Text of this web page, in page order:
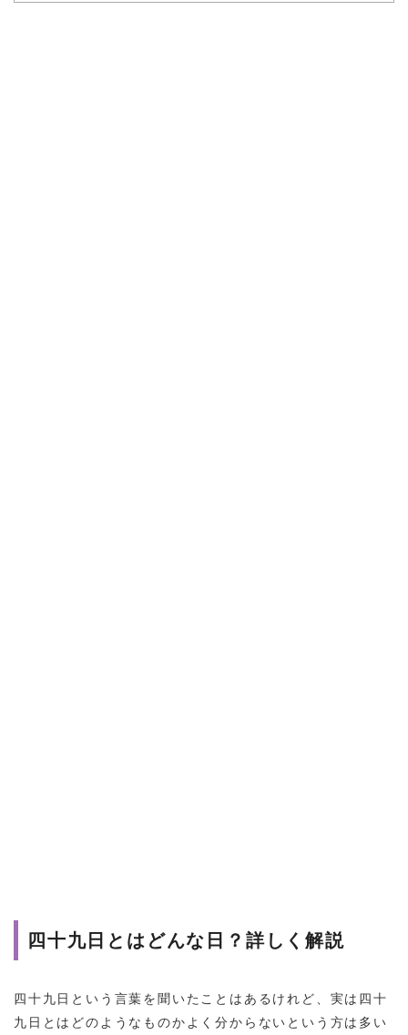
四十九日とはどんな日？詳しく解説
四十九日という言葉を聞いたことはあるけれど、実は四十
九日とはどのようなものかよく分からないという方は多い